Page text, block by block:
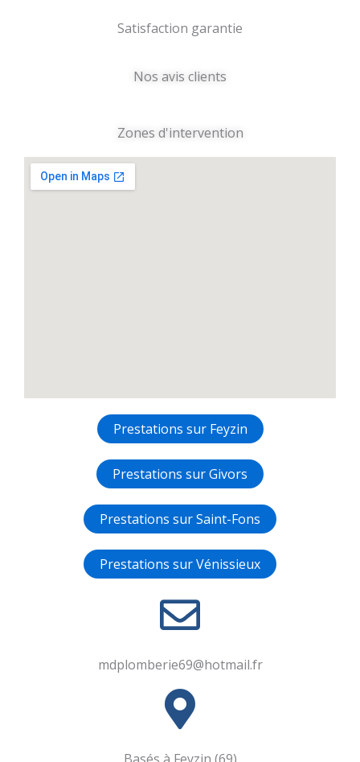
Satisfaction garantie
Nos avis clients
Zones d'intervention
Prestations sur Feyzin
Prestations sur Givors
Prestations sur Saint-Fons
Prestations sur Vénissieux
mdplomberie69@hotmail.fr
Basés à Feyzin (69)